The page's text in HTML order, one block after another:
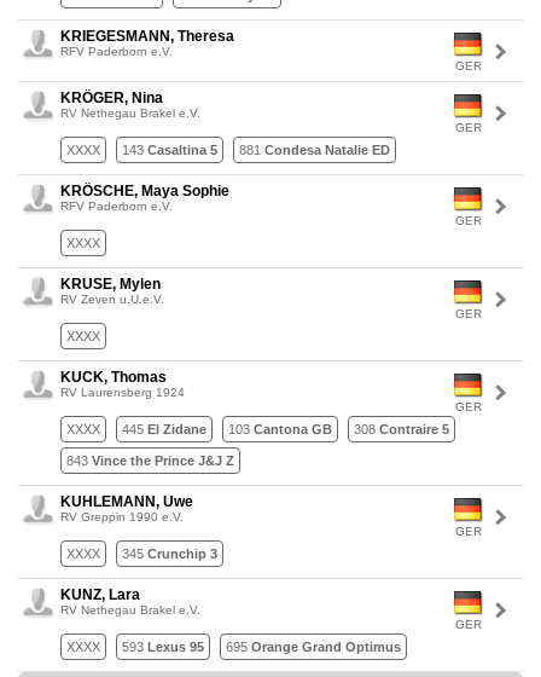
GER
KRIEGESMANN, Theresa
RFV Paderborn e.V.
GER
KRÖGER, Nina
RV Nethegau Brakel e.V.
XXXX 143 Casaltina 5 881 Condesa Natalie ED
GER
KRÖSCHE, Maya Sophie
RFV Paderborn e.V.
XXXX
GER
KRUSE, Mylen
RV Zeven u.U.e.V.
XXXX
GER
KUCK, Thomas
RV Laurensberg 1924
XXXX 445 El Zidane 103 Cantona GB 308 Contraire 5
843 Vince the Prince J&J Z
GER
KUHLEMANN, Uwe
RV Greppin 1990 e.V.
XXXX 345 Crunchip 3
GER
KUNZ, Lara
RV Nethegau Brakel e.V.
XXXX 593 Lexus 95 695 Orange Grand Optimus